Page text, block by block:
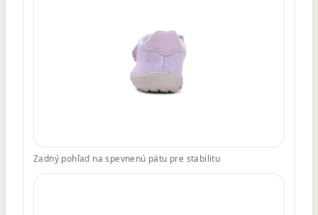
Zadný pohľad na spevnenú pätu pre stabilitu